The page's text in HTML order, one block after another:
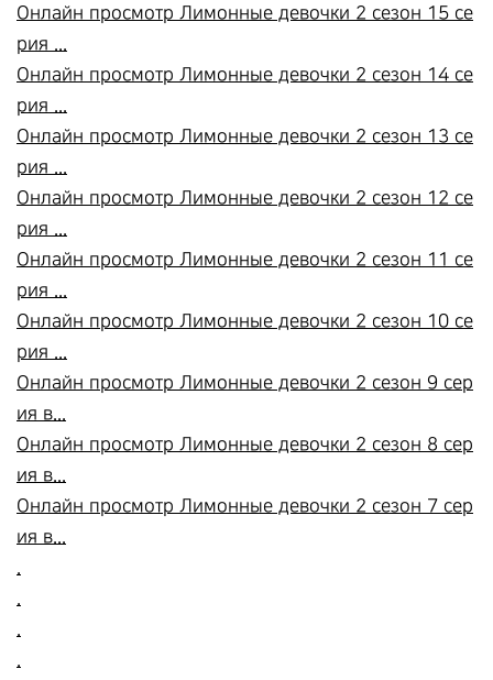
Онлайн просмотр Лимонные девочки 2 сезон 15 се
рия ...
Онлайн просмотр Лимонные девочки 2 сезон 14 се
рия ...
Онлайн просмотр Лимонные девочки 2 сезон 13 се
рия ...
Онлайн просмотр Лимонные девочки 2 сезон 12 се
рия ...
Онлайн просмотр Лимонные девочки 2 сезон 11 се
рия ...
Онлайн просмотр Лимонные девочки 2 сезон 10 се
рия ...
Онлайн просмотр Лимонные девочки 2 сезон 9 сер
ия в...
Онлайн просмотр Лимонные девочки 2 сезон 8 сер
ия в...
Онлайн просмотр Лимонные девочки 2 сезон 7 сер
ия в...
.
.
.
.